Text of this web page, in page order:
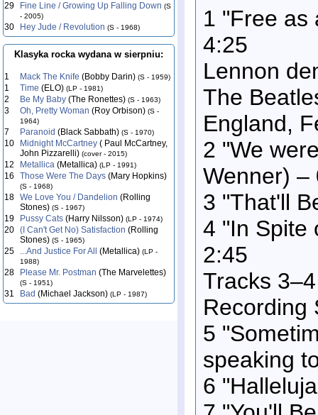
29 Fine Line / Growing Up Falling Down (S
- 2005)
30 Hey Jude / Revolution (S - 1968)
Klasyka rocka wydana w sierpniu:
1 Mack The Knife (Bobby Darin) (S - 1959)
1 Time (ELO) (LP - 1981)
2 Be My Baby (The Ronettes) (S - 1963)
3 Oh, Pretty Woman (Roy Orbison) (S -
1964)
7 Paranoid (Black Sabbath) (S - 1970)
10 Midnight McCartney ( Paul McCartney,
John Pizzarelli) (cover - 2015)
12 Metallica (Metallica) (LP - 1991)
16 Those Were The Days (Mary Hopkins)
(S - 1968)
18 We Love You / Dandelion (Rolling
Stones) (S - 1967)
19 Pussy Cats (Harry Nilsson) (LP - 1974)
20 (I Can't Get No) Satisfaction (Rolling
Stones) (S - 1965)
25 ...And Justice For All (Metallica) (LP -
1988)
28 Please Mr. Postman (The Marvelettes)
(S - 1951)
31 Bad (Michael Jackson) (LP - 1987)
1 "Free as
4:25
Lennon
The
England,
2 "We
Wenner) –
3 "That'll
4 "In Spite
2:45
Tracks
Recording
5
speaking
6